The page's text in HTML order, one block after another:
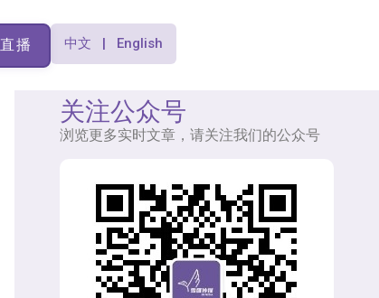
直播 中文 | English
关注公众号
浏览更多实时文章，请关注我们的公众号